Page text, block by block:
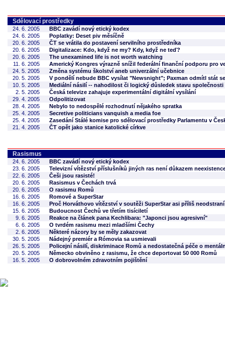
Sdělovací prostředky
24. 6. 2005
BBC zavádí nový etický kodex
24. 6. 2005
Poplatky: Deset piv měsíčně
20. 6. 2005
ČT se vrátila do postavení servilního prostředníka
20. 6. 2005
Digitalizace: Kdo, když ne my? Kdy, když ne teď?
20. 6. 2005
The unexamined life is not worth watching
11. 6. 2005
Americký Kongres výrazně snížil federální finanční podporu pro
24. 5. 2005
Změna systému školství aneb univerzální učebnice
20. 5. 2005
V pondělí nebude BBC vysílat "Newsnight"; Paxman odmítl stát
10. 5. 2005
Mediální násilí -- nahodilost či logický důsledek stavu společnosti
2. 5. 2005
Česká televize zahajuje experimentální digitální vysílání
29. 4. 2005
Odpolitizovat
28. 4. 2005
Nebylo to nedospělé rozhodnutí nějakého spratka
25. 4. 2005
Secretive politicians vanquish a media foe
25. 4. 2005
Zasedání Stálé komise pro sdělovací prostředky Parlamentu v
21. 4. 2005
ČT opět jako stanice katolické církve
Rasismus
24. 6. 2005
BBC zavádí nový etický kodex
23. 6. 2005
Televizní vítězství příslušníků jiných ras není důkazem
22. 6. 2005
Češi jsou rasisté!
20. 6. 2005
Rasismus v Čechách trvá
20. 6. 2005
O rasismu Romů
16. 6. 2005
Romové a SuperStar
16. 6. 2005
Proč Horváthovo vítězství v soutěži SuperStar asi příliš
15. 6. 2005
Budoucnost Čechů ve třetím tisíciletí
9. 6. 2005
Reakce na článek pana Kechlibara: "Japonci jsou agresivní"
6. 6. 2005
O tvrdém rasismu mezi mladšími Čechy
2. 6. 2005
Některé názory by se měly zakazovat
30. 5. 2005
Nádejný premiér a Rómovia sa usmievali
26. 5. 2005
Policejní násilí, diskriminace Romů a nedostatečná péče o
20. 5. 2005
Německo obviněno z rasismu, že chce deportovat 50 000 Romů
16. 5. 2005
O dobrovolném zdravotním pojištění